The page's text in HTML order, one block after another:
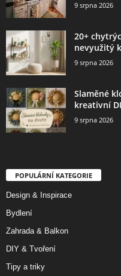
9 srpna 2026
20+
nevyužitý
9 srpna 2026
Slaměné
kreativní
9 srpna 2026
POPULÁRNÍ KATEGORIE
Design & Inspirace
Bydlení
Zahrada & Balkon
DIY & Tvoření
Tipy a triky